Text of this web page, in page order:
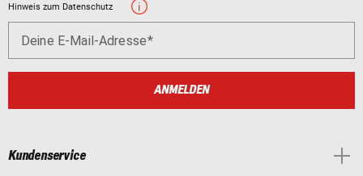
Hinweis zum Datenschutz
Deine E-Mail-Adresse
ANMELDEN
Kundenservice